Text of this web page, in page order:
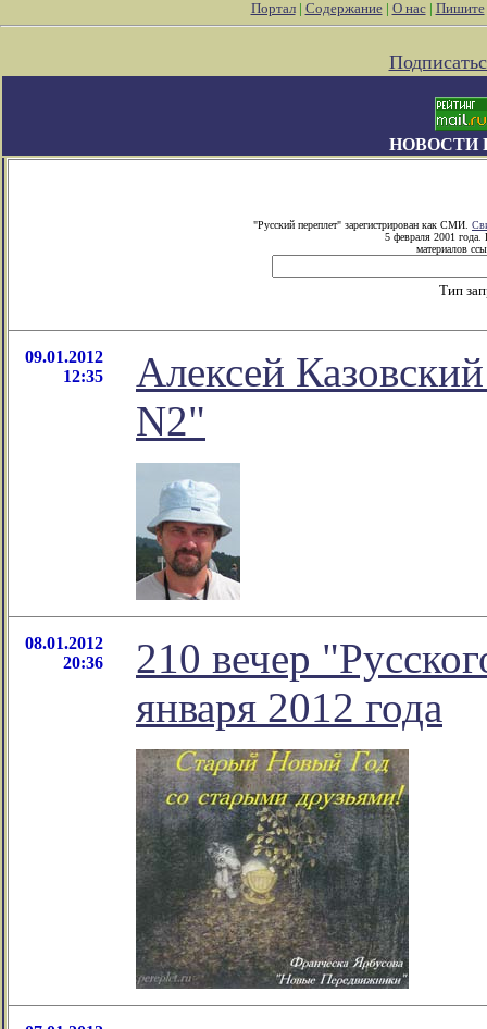
Портал| Содержание| О нас| Пишите
НОВОСТИ
"Русский переплет" зарегистрирован как СМИ.
5 февраля 2001 года.
материалов
Тип
09.01.2012
12:35
Алексей
N2"
08.01.2012
20:36
210 вечер
января 2012 года